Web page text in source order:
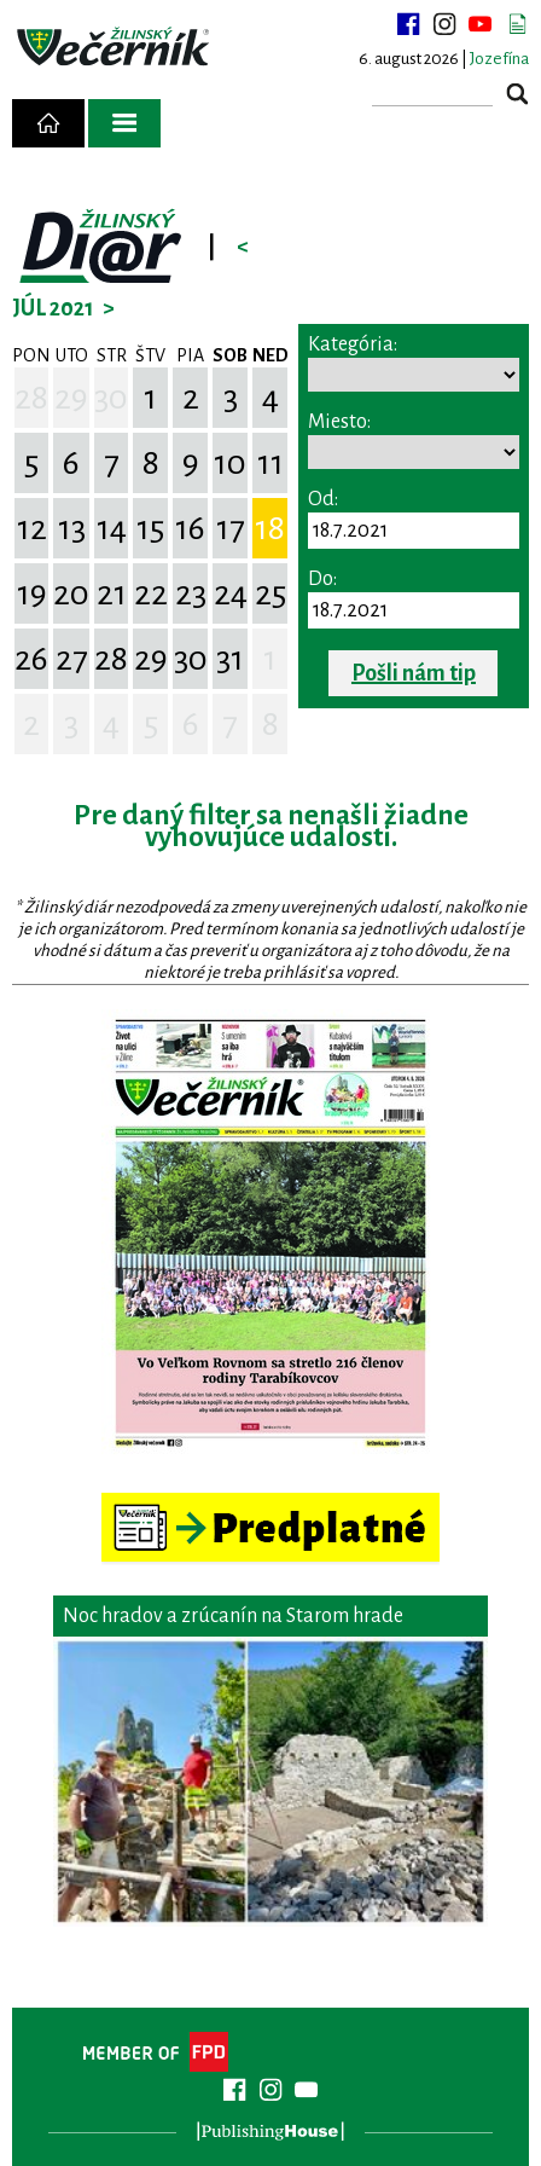
6. august 2026 | Jozefína
<
JÚL 2021 >
PON UTO STR ŠTV PIA SOB NED
1 2 3
4
5
6 7 8 9 10 11
12 13 14 15 16 17 18
19 20 21 22 23 24 25
26 27 28 29 30 31
Kategória:
Miesto:
Od:
Do:
Pošli nám tip
Pre daný filter sa nenašli žiadne
vyhovujúce udalosti.
* Žilinský diár nezodpovedá za zmeny uverejnených udalostí, nakoľko nie
je ich organizátorom. Pred termínom konania sa jednotlivých udalostí je
vhodné si dátum a čas preveriť u organizátora aj z toho dôvodu, že na
niektoré je treba prihlásiť sa vopred.
Noc hradov a zrúcanín na Starom hrade